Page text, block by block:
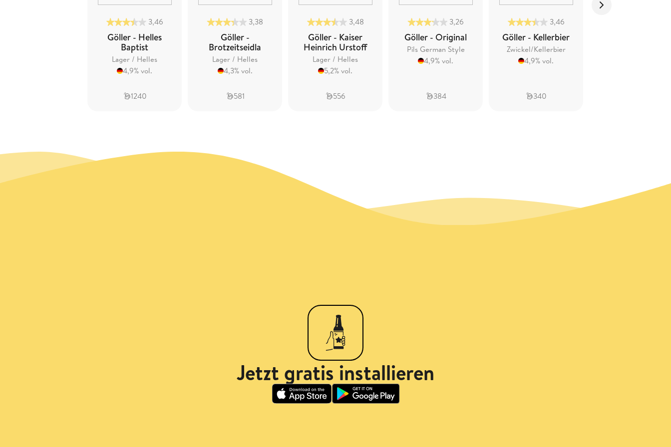
3,46
Göller - Helles
Baptist
Lager / Helles
4,9% vol.
1240
3,38
Göller -
Brotzeitseidla
Lager / Helles
4,3% vol.
581
3,48
Göller - Kaiser
Heinrich Urstoff
Lager / Helles
5,2% vol.
556
3,26
Göller - Original
Pils German Style
4,9% vol.
384
3,46
Göller - Kellerbier
Zwickel/Kellerbier
4,9% vol.
340
Jetzt gratis installieren